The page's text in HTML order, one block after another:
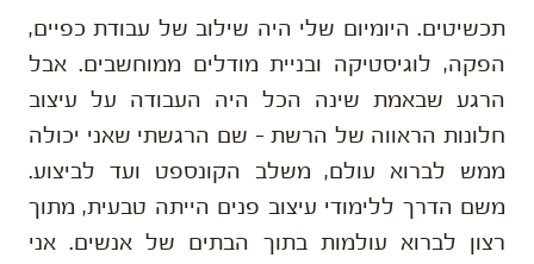
תכשיטים. היומיום שלי היה שילוב של עבודת כפיים,
הפקה, לוגיסטיקה ובניית מודלים ממוחשבים. אבל
הרגע שבאמת שינה הכל היה העבודה על עיצוב
חלונות הראווה של הרשת – שם הרגשתי שאני יכולה
ממש לברוא עולם, משלב הקונספט ועד לביצוע.
משם הדרך ללימודי עיצוב פנים הייתה טבעית, מתוך
רצון לברוא עולמות בתוך הבתים של אנשים. אני